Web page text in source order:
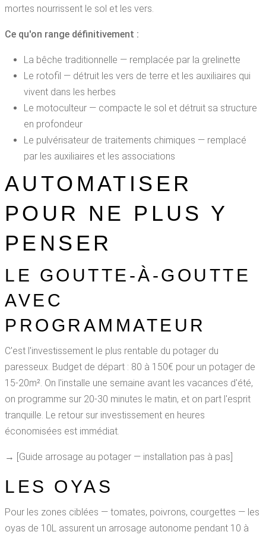
mortes nourrissent le sol et les vers.
Ce qu'on range définitivement :
La bêche traditionnelle — remplacée par la grelinette
Le rotofil — détruit les vers de terre et les auxiliaires qui
vivent dans les herbes
Le motoculteur — compacte le sol et détruit sa structure
en profondeur
Le pulvérisateur de traitements chimiques — remplacé
par les auxiliaires et les associations
AUTOMATISER
POUR NE PLUS Y
PENSER
LE GOUTTE-À-GOUTTE
AVEC
PROGRAMMATEUR
C'est l'investissement le plus rentable du potager du
paresseux. Budget de départ : 80 à 150€ pour un potager de
15-20m². On l'installe une semaine avant les vacances d'été,
on programme sur 20-30 minutes le matin, et on part l'esprit
tranquille. Le retour sur investissement en heures
économisées est immédiat.
→ [Guide arrosage au potager — installation pas à pas]
LES OYAS
Pour les zones ciblées — tomates, poivrons, courgettes — les
oyas de 10L assurent un arrosage autonome pendant 10 à